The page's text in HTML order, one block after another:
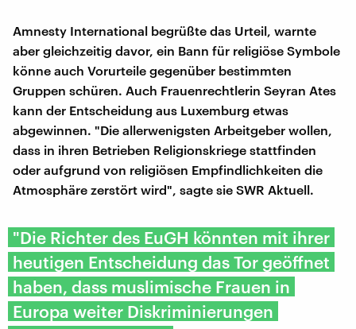
Amnesty International begrüßte das Urteil, warnte
aber gleichzeitig davor, ein Bann für religiöse Symbole
könne auch Vorurteile gegenüber bestimmten
Gruppen schüren. Auch Frauenrechtlerin Seyran Ates
kann der Entscheidung aus Luxemburg etwas
abgewinnen. "Die allerwenigsten Arbeitgeber wollen,
dass in ihren Betrieben Religionskriege stattfinden
oder aufgrund von religiösen Empfindlichkeiten die
Atmosphäre zerstört wird", sagte sie SWR Aktuell.
"Die Richter des EuGH könnten mit ihrer
heutigen Entscheidung das Tor geöffnet
haben, dass muslimische Frauen in
Europa weiter Diskriminierungen